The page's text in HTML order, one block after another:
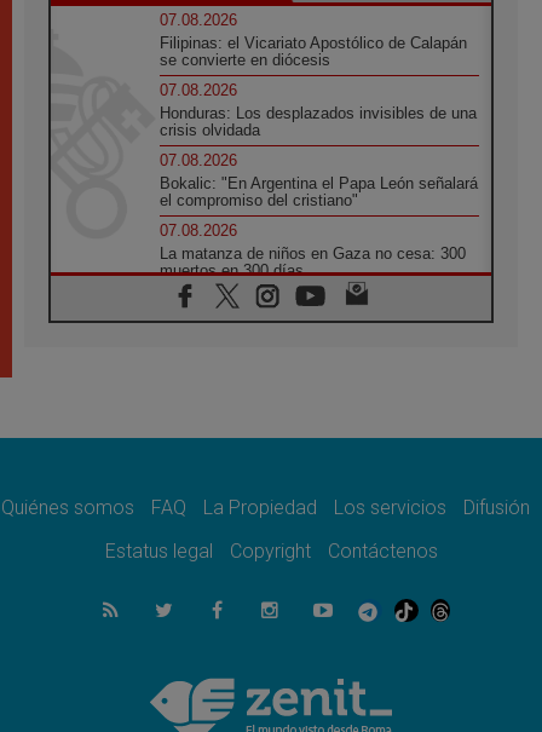
07.08.2026
Filipinas: el Vicariato Apostólico de Calapán
se convierte en diócesis
07.08.2026
Honduras: Los desplazados invisibles de una
crisis olvidada
07.08.2026
Bokalic: "En Argentina el Papa León señalará
el compromiso del cristiano"
07.08.2026
La matanza de niños en Gaza no cesa: 300
muertos en 300 días
07.08.2026
Tagle: La guerra desfigura el mundo, solo la
como misión al servicio del Evangelio
SIGNIS 2026, dar voz a las religiosas en el
07.08.2026
Lanzan un proyecto de empoderamiento
Programa oficial del Viaje Apostólico del
Papa León XIV a Francia
Quiénes somos FAQ La Propiedad Los servicios
Difusión
Estatus legal
Copyright Contáctenos